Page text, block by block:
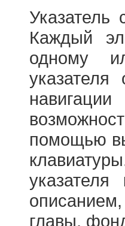
Указатель
Каждый
одному
помощью
главы,